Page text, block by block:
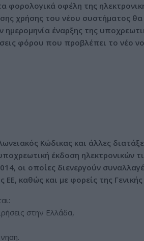
φορολογικά οφέλη της
χρήσης του νέου συστήματος θα
έναρξης της
φόρου που προβλέπει το νέο
Κώδικας και άλλες
έκδοση ηλεκτρονικών
οι οποίες διενεργούν
ΕΕ, καθώς και με φορείς της
στην Ελλάδα,